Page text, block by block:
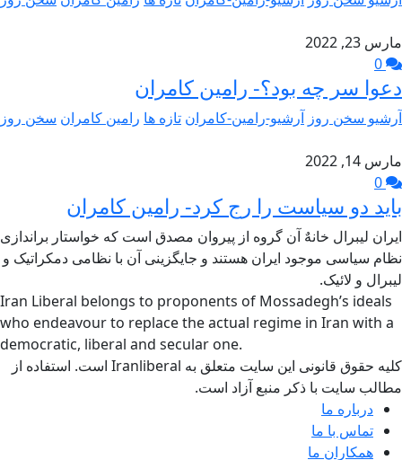
مارس 23, 2022
دعوا سر چه بود؟- رامین کامران
آرشیو سخن روز آرشیو-رامین-کامران تازه ها رامین کامران سخن روز
مارس 14, 2022
باید دو سیاست را رج کرد- رامین کامران
ایران لیبرال خانهٌ آن گروه از پیروان مصدق است که خواستار براندازی
نظام سیاسی موجود ایران هستند و جایگزینی آن با نظامی دمکراتیک و
لیبرال و لائیک.
Iran Liberal belongs to proponents of Mossadegh’s ideals
who endeavour to replace the actual regime in Iran with a
democratic, liberal and secular one.
کلیه حقوق قانونی این سایت متعلق به Iranliberal است. استفاده از
مطالب سایت با ذکر منبع آزاد است.
درباره ما
تماس با ما
همکاران ما